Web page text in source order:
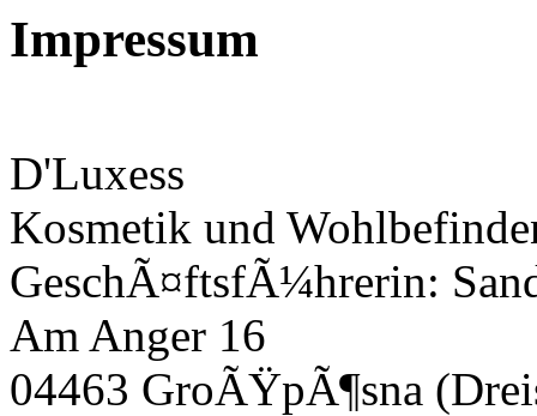
Impressum
D'Luxess
Kosmetik und
GeschÃ¤ftsfÃ¼hrerin:
Am Anger 16
04463 GroÃŸpÃ¶sna